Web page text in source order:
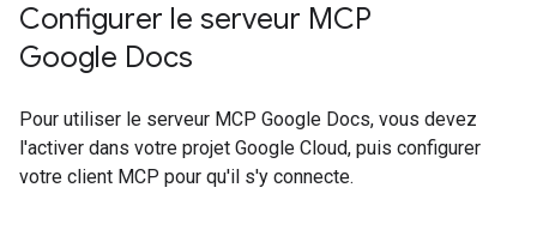
Configurer le serveur MCP
Google Docs
Pour utiliser le serveur MCP Google Docs, vous devez
l'activer dans votre projet Google Cloud, puis configurer
votre client MCP pour qu'il s'y connecte.